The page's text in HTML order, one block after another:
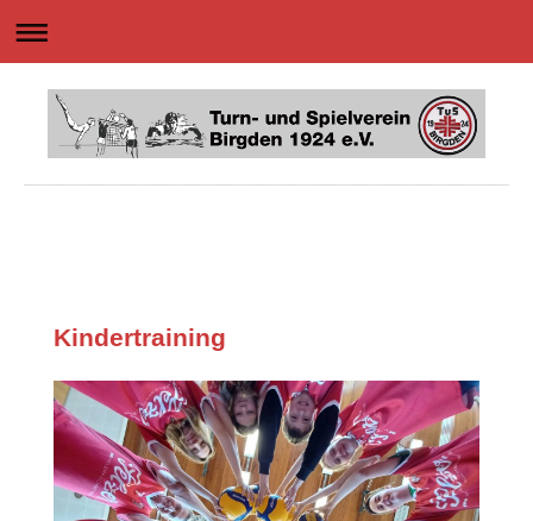
Kindertraining